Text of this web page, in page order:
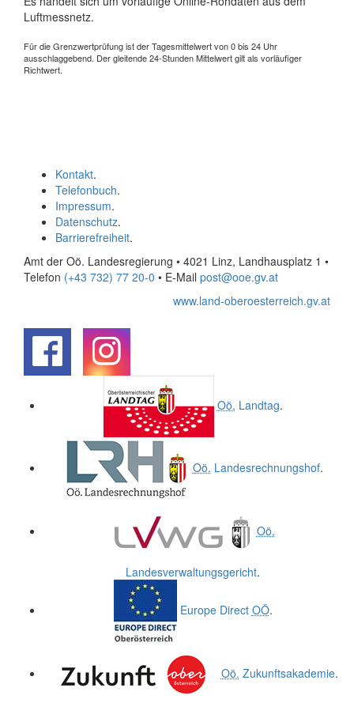
Luftmessnetz.
Für die Grenzwertprüfung ist der Tagesmittelwert von 0 bis 24 Uhr
ausschlaggebend. Der gleitende 24-Stunden Mittelwert gilt als vorläufiger
Richtwert.
Kontakt.
Telefonbuch.
Impressum.
Datenschutz.
Barrierefreiheit.
Amt der Oö. Landesregierung • 4021 Linz, Landhausplatz 1 •
Telefon (+43 732) 77 20-0 • E-Mail post@ooe.gv.at
www.land-oberoesterreich.gv.at
Oö. Landtag.
Oö. Landesrechnungshof.
Oö.
Landesverwaltungsgericht.
Europe Direct OÖ.
Oö. Zukunftsakademie.